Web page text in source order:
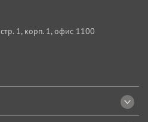
стр. 1, корп. 1, офис 1100